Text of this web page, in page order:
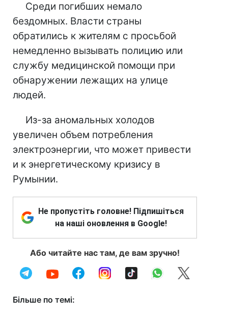
Среди погибших немало
бездомных. Власти страны
обратились к жителям с просьбой
немедленно вызывать полицию или
службу медицинской помощи при
обнаружении лежащих на улице
людей.
Из-за аномальных холодов
увеличен объем потребления
электроэнергии, что может привести
и к энергетическому кризису в
Румынии.
Не пропустіть головне! Підпишіться
на наші оновлення в Google!
Або читайте нас там, де вам зручно!
Більше по темі: